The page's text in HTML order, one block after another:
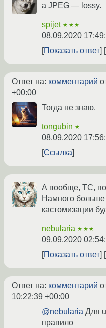
а JPEG — lossy.
spijet ★★★
08.09.2020
Показать ответ
Ответ на: комментарий
+00:00
Тогда не знаю.
tongubin ★
08.09.2020
Ссылка
А вообще, ТС,
Намного
кастомизации
nebularia ★★★
09.09.2020
Показать ответ
Ответ на: комментарий
10:22:39 +00:00
@nebularia Для
правило